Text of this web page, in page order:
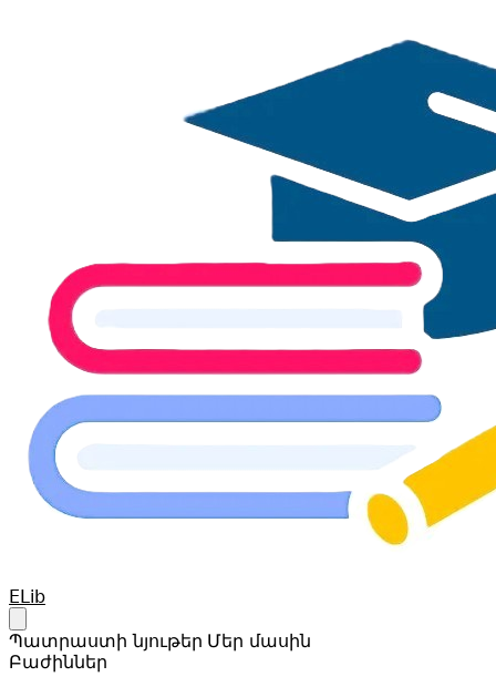
Your Company
ELib
Պատրաստի նյութեր Մեր մասին
Բաժիններ